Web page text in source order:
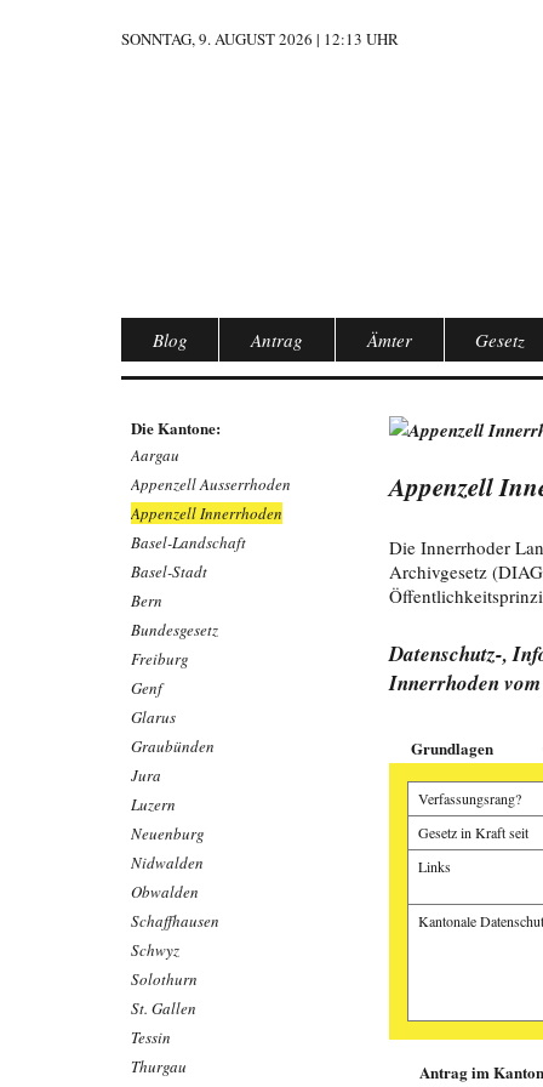
SONNTAG, 9. AUGUST 2026 | 12:13 UHR
Blog Antrag Ämter Gesetz
Die Kantone:
Aargau
Appenzell Ausserrhoden
Appenzell Innerrhoden
Basel-Landschaft
Basel-Stadt
Bern
Bundesgesetz
Freiburg
Genf
Glarus
Graubünden
Jura
Luzern
Neuenburg
Nidwalden
Obwalden
Schaffhausen
Schwyz
Solothurn
St. Gallen
Tessin
Thurgau
Appenzell
Die Innerrhoder
Archivgesetz
Datenschutz-,
Innerrhoden
Grundlagen
Verfassungsrang?
Gesetz in Kraft seit
Links
Kantonale
Antrag im
Alte Fälle
Wenn die
Sandro Büchler,